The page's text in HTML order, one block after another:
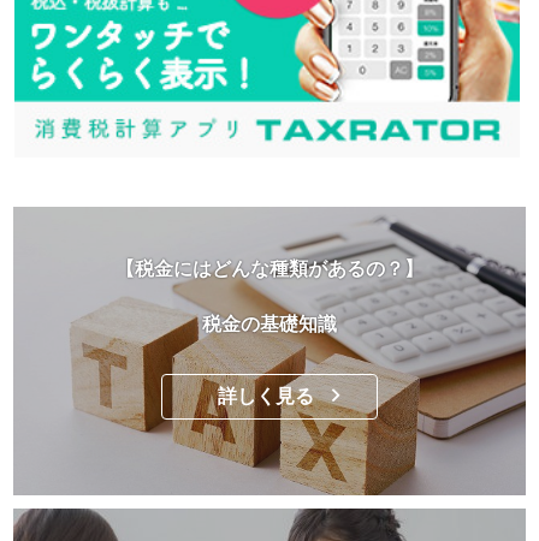
【税金にはどんな種類があるの？】
税金の基礎知識
詳しく見る